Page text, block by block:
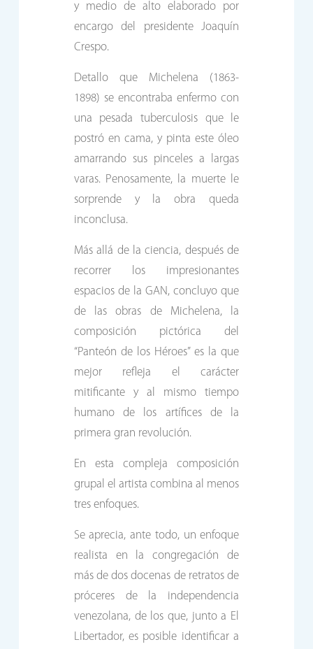
y medio de alto elaborado por
encargo del presidente Joaquín
Crespo.
Detallo que Michelena (1863-
1898) se encontraba enfermo con
una pesada tuberculosis que le
postró en cama, y pinta este óleo
amarrando sus pinceles a largas
varas. Penosamente, la muerte le
sorprende y la obra queda
inconclusa.
Más allá de la ciencia, después de
recorrer los impresionantes
espacios de la GAN, concluyo que
de las obras de Michelena, la
composición pictórica del
“Panteón de los Héroes” es la que
mejor refleja el carácter
mitificante y al mismo tiempo
humano de los artífices de la
primera gran revolución.
En esta compleja composición
grupal el artista combina al menos
tres enfoques.
Se aprecia, ante todo, un enfoque
realista en la congregación de
más de dos docenas de retratos de
próceres de la independencia
venezolana, de los que, junto a El
Libertador, es posible identificar a